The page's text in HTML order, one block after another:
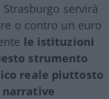
servirà
o contro un euro
le istituzioni
strumento
reale piuttosto
narrative